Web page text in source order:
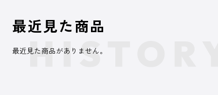
最近見た商品
最近見た商品がありません。